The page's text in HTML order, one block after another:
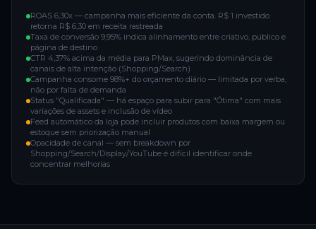
ROAS 6,30x — campanha mais eficiente da conta. R$ 1 investido
retorna R$ 6,30 em receita rastreada
Taxa de conversão 9,95% indica alinhamento entre criativo, público e
página de destino
CTR 4,37% acima da média para PMax, sugerindo dominância de
canais de alta intenção (Shopping/Search)
Campanha consome 98%+ do orçamento diário — limitada por verba,
não por falta de demanda
Status "Qualificada" — há espaço para subir para "Ótima" com mais
variações de assets e inclusão de vídeo
Feed automático da loja pode incluir produtos com baixa margem ou
estoque sem priorização manual
Opacidade de canal — sem breakdown por
Shopping/Search/Display/YouTube é difícil identificar onde
concentrar melhorias